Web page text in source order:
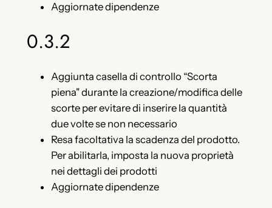
Aggiornate dipendenze
0.3.2
Aggiunta casella di controllo “Scorta
piena" durante la creazione/modifica delle
scorte per evitare di inserire la quantità
due volte se non necessario
Resa facoltativa la scadenza del prodotto.
Per abilitarla, imposta la nuova proprietà
nei dettagli dei prodotti
Aggiornate dipendenze